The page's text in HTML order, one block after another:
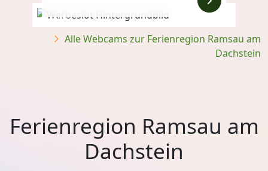
Anzeige
Alle Webcams zur Ferienregion Ramsau am
Dachstein
Ferienregion Ramsau am
Dachstein